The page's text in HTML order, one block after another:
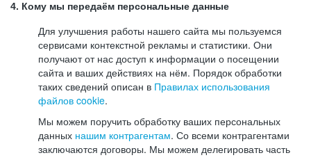
4. Кому мы передаём персональные данные
Для улучшения работы нашего сайта мы пользуемся
сервисами контекстной рекламы и статистики. Они
получают от нас доступ к информации о посещении
сайта и ваших действиях на нём. Порядок обработки
таких сведений описан в Правилах использования
файлов cookie.
Мы можем поручить обработку ваших персональных
данных нашим контрагентам. Со всеми контрагентами
заключаются договоры. Мы можем делегировать часть